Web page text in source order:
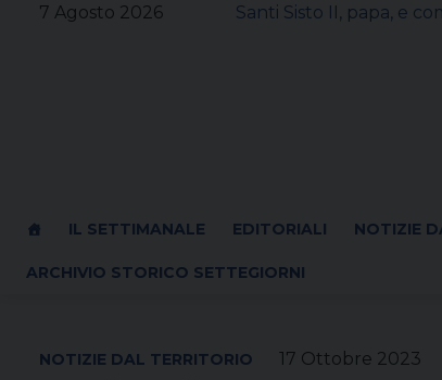
7 Agosto 2026 Santi Sisto II, papa, e
IL SETTIMANALE EDITORIALI NOTIZIE
ARCHIVIO STORICO SETTEGIORNI
17 Ottobre 2023
NOTIZIE DAL TERRITORIO